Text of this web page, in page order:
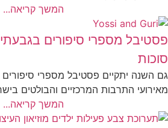
המשך קריאה...
פסטיבל מספרי סיפורים
סוכות
גם השנה יתקיים פסטיבל מספרי
מאירועי התרבות המרכזיים והבולטים
המשך קריאה...